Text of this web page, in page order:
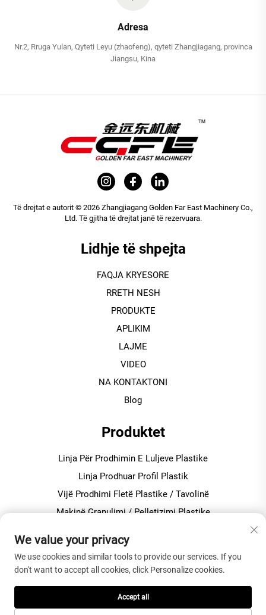
Adresa
Nr.2, Rruga Yulan, Qyteti Leyu (zhaofeng), qyteti Zhangjiagang, provinca
Jiangsu, Kina
Të drejtat e autorit © 2026 Zhangjiagang Golden Far East Machinery Co.,
Ltd. Të gjitha të drejtat janë të rezervuara.
Lidhje të shpejta
FAQJA KRYESORE
RRETH NESH
PRODUKTE
APLIKIM
LAJME
VIDEO
NA KONTAKTONI
Blog
Produktet
Linja Për Prodhimin E Luljeve Plastike
Linja Prodhuar Profil Plastik
Vijë Prodhimi Fletë Plastike / Tavolinë
Makinë Granulimi / Pelletizimi Plastike
Rreth Kompanisë
Politika e Privatësisë
We value your privacy
We use cookies and similar tools to provide our services. If you
don't want to accept all cookies, click Personalize cookies.
Accept all